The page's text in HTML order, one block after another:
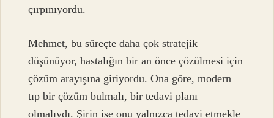
çırpınıyordu.
Mehmet, bu süreçte daha çok stratejik
düşünüyor, hastalığın bir an önce çözülmesi için
çözüm arayışına giriyordu. Ona göre, modern
tıp bir çözüm bulmalı, bir tedavi planı
olmalıydı. Şirin ise onu yalnızca tedavi etmekle